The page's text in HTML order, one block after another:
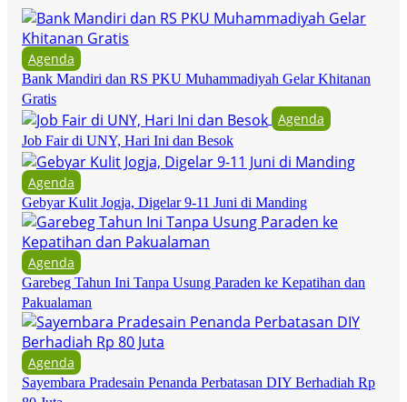
Agenda
Bank Mandiri dan RS PKU Muhammadiyah Gelar Khitanan
Gratis
Agenda
Job Fair di UNY, Hari Ini dan Besok
Agenda
Gebyar Kulit Jogja, Digelar 9-11 Juni di Manding
Agenda
Garebeg Tahun Ini Tanpa Usung Paraden ke Kepatihan dan
Pakualaman
Agenda
Sayembara Pradesain Penanda Perbatasan DIY Berhadiah Rp